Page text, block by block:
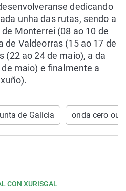
dedicando
unha das rutas, sendo a
Monterrei (08 ao 10 de
de Valdeorras (15 ao 17 de
(22 ao 24 de maio), a da
maio) e finalmente a
de Galicia onda cero
CON XURISGAL